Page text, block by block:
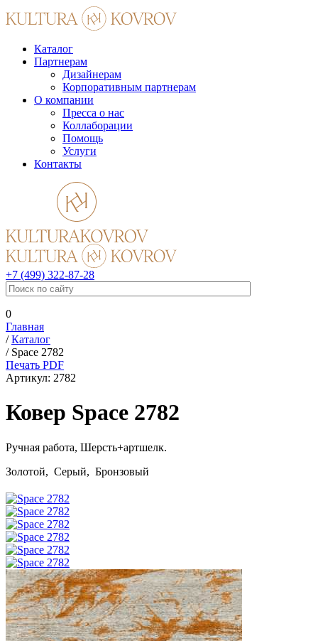
Каталог
Партнерам
Дизайнерам
Корпоративным партнерам
О компании
Пресса о нас
Коллаборации
Помощь
Услуги
Контакты
+7 (499) 322-87-28
0
Главная
/Каталог
/ Space 2782
Печать PDF
Артикул: 2782
Ковер Space 2782
Ручная работа, Шерсть+артшелк.
Золотой, Серый, Бронзовый